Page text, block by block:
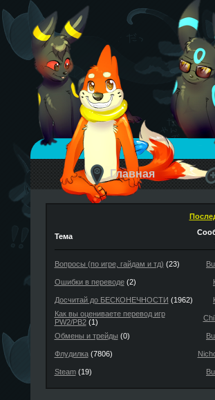
Главная
Тема
Вопросы (по игре, гайдам и тд) (23)
Ошибки в переводе(2)
Досчитай до БЕСКОНЕЧНОСТИ (1962)
Как вы оцениваете перевод игр
PW2/PB2(1)
Обмены и трейды (0)
Флудилка(7806)
Steam(19)